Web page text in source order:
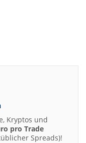
Kryptos und
pro Trade
Spreads)!